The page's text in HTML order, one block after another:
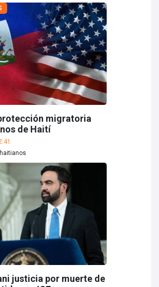
migratoria
de Haití
justicia por muerte de